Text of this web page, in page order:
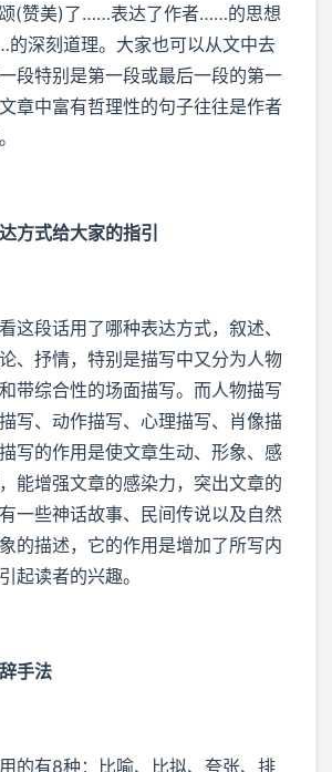
(赞美)了……表达了作者……的思想
深刻道理。大家也可以从文中去
段特别是第一段或最后一段的第一
章中富有哲理性的句子往往是作者
方式给大家的指引
段话用了哪种表达方式，叙述、
、抒情，特别是描写中又分为人物
带综合性的场面描写。而人物描写
写、动作描写、心理描写、肖像描
写的作用是使文章生动、形象、感
能增强文章的感染力，突出文章的
一些神话故事、民间传说以及自然
的描述，它的作用是增加了所写内
起读者的兴趣。
手法
有8种：比喻、比拟、夸张、排